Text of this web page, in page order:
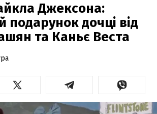
Джексона:
подарунок дочці від
та Каньє Веста